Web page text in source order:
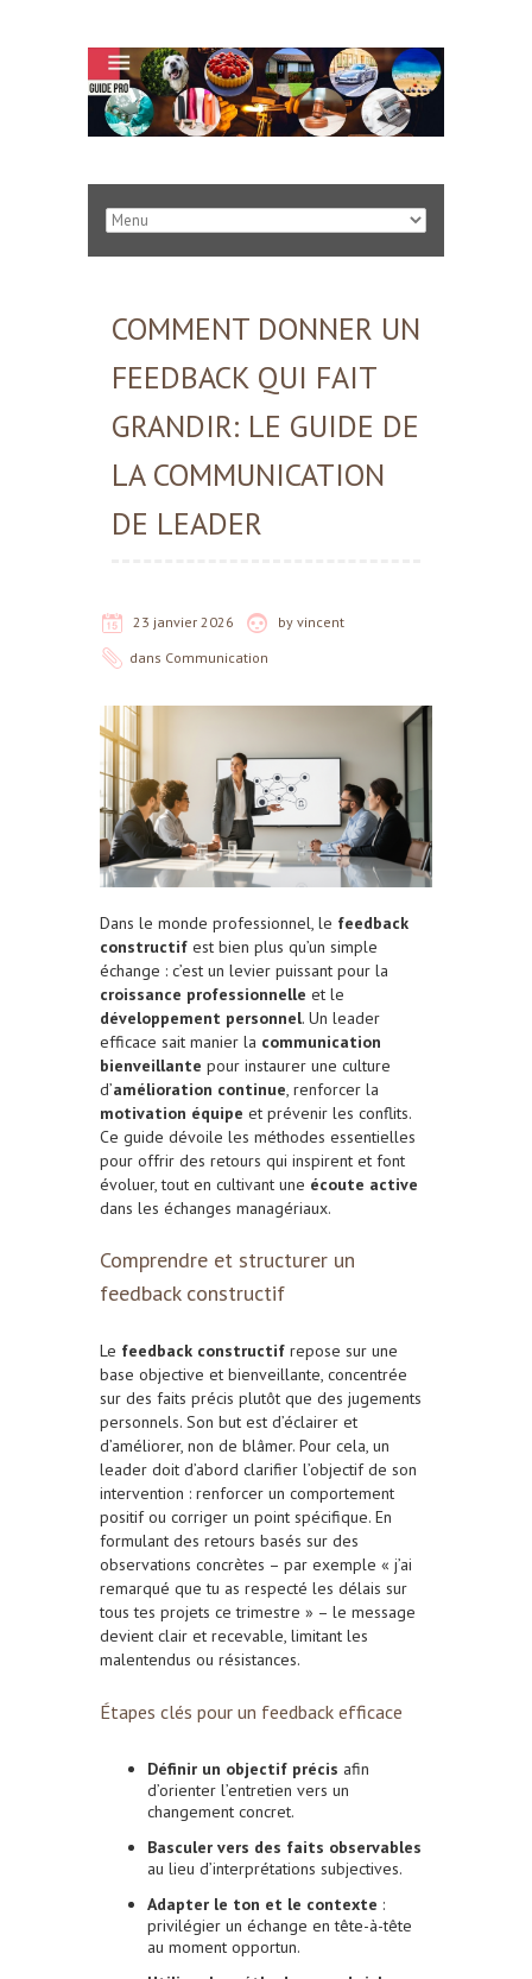
COMMENT DONNER UN
FEEDBACK QUI FAIT
GRANDIR: LE GUIDE DE
LA COMMUNICATION
DE LEADER
23 janvier 2026 by vincent
dans Communication
Dans le monde professionnel, le feedback
constructif est bien plus qu’un simple
échange : c’est un levier puissant pour la
croissance professionnelle et le
développement personnel. Un leader
efficace sait manier la communication
bienveillante pour instaurer une culture
d’amélioration continue, renforcer la
motivation équipe et prévenir les conflits.
Ce guide dévoile les méthodes essentielles
pour offrir des retours qui inspirent et font
évoluer, tout en cultivant une écoute active
dans les échanges managériaux.
Comprendre et structurer un
feedback constructif
Le feedback constructif repose sur une
base objective et bienveillante, concentrée
sur des faits précis plutôt que des jugements
personnels. Son but est d’éclairer et
d’améliorer, non de blâmer. Pour cela, un
leader doit d’abord clarifier l’objectif de son
intervention : renforcer un comportement
positif ou corriger un point spécifique. En
formulant des retours basés sur des
observations concrètes – par exemple « j’ai
remarqué que tu as respecté les délais sur
tous tes projets ce trimestre » – le message
devient clair et recevable, limitant les
malentendus ou résistances.
Étapes clés pour un feedback efficace
Définir un objectif précis afin
d’orienter l’entretien vers un
changement concret.
Basculer vers des faits observables
au lieu d’interprétations subjectives.
Adapter le ton et le contexte :
privilégier un échange en tête-à-tête
au moment opportun.